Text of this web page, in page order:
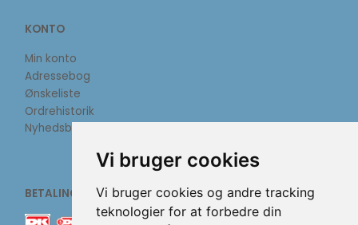
Vi bruger cookies
Vi bruger cookies og andre tracking
teknologier for at forbedre din
KONTO
Min konto
Adressebog
Ønskeliste
Ordrehistorik
Nyhedsbrev
BETALINGSMETODER